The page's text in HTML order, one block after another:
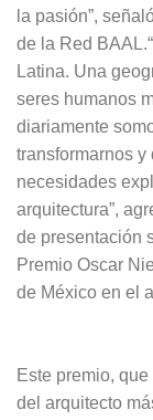
la pasión”,
de la Red
Latina. Una
seres humanos
diariamente
transformarnos
necesidades
arquitectura”,
de presentación
Premio Oscar
de México en el
Este premio,
del arquitecto